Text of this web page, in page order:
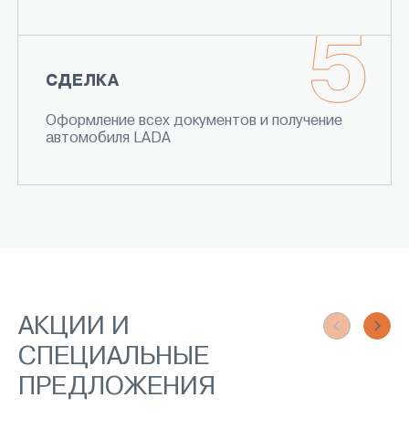
СДЕЛКА
Оформление всех документов и получение
автомобиля LADA
АКЦИИ И
СПЕЦИАЛЬНЫЕ
ПРЕДЛОЖЕНИЯ
- 40% ОТ СТОИМОСТИ АВТО ДЛЯ
ЛЬГОТНЫХ КАТЕГОРИЙ ГРАЖДАН
УЗНАТЬ ПОДРОБНЕЕ